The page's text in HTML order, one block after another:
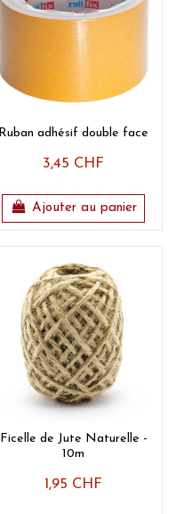
Ruban adhésif double face
3,45 CHF
Ajouter au panier
Ficelle de Jute Naturelle -
10m
1,95 CHF